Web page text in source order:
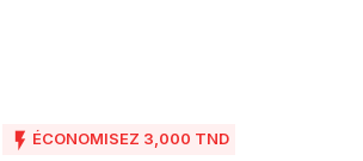
 ÉCONOMISEZ 3,000 TND